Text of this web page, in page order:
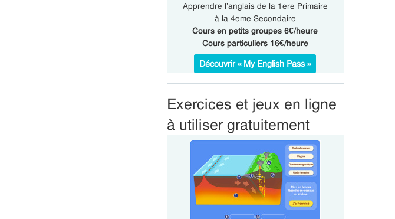
Apprendre l’anglais de la 1ere Primaire
à la 4eme Secondaire
Cours en petits groupes 6€/heure
Cours particuliers 16€/heure
Découvrir « My English Pass »
Exercices et jeux en ligne
à utiliser gratuitement